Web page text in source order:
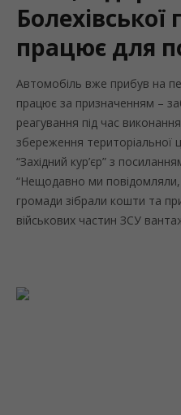
працює для
Автомобіль вже прибув на
працює за призначенням –
реагування під час
збереження територіальної
“Західний кур’єр” з
“Нещодавно ми
громади зібрали кошти та
військових частин ЗСУ